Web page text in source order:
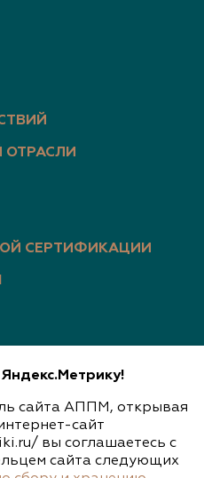
ОТРАСЛИ
СЕРТИФИКАЦИИ
сайта АППМ, открывая
сайт
вы соглашаетесь с
сайта следующих